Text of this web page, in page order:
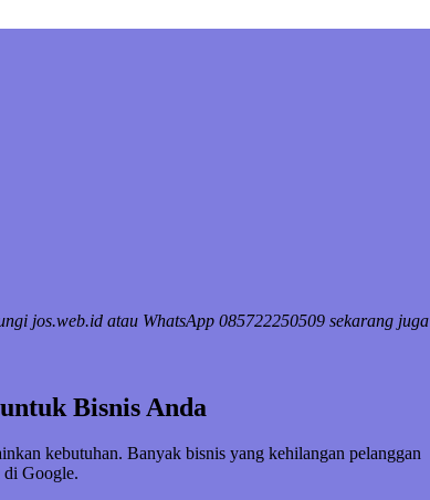
jos.web.id atau WhatsApp 085722250509 sekarang juga
Bisnis Anda
kebutuhan. Banyak bisnis yang kehilangan pelanggan
di Google.